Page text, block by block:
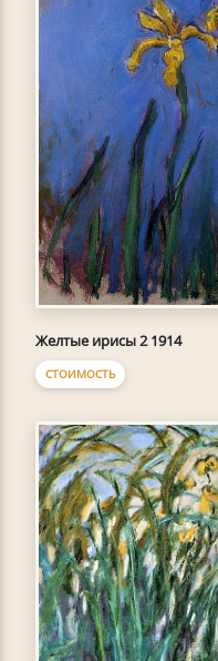
Желтые ирисы 2 1914
СТОИМОСТЬ